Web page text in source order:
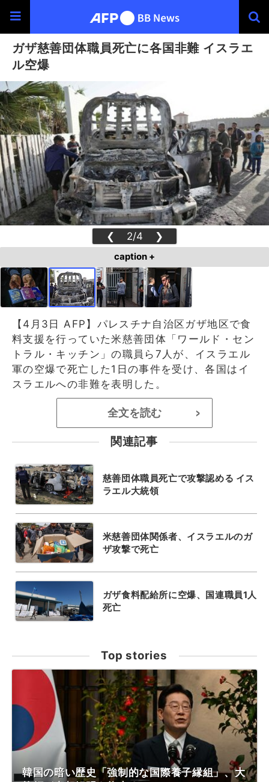
ガザ慈善団体職員死亡に各国非難 イスラエ
ル空爆
❮ 2/4 ❯
caption +
【4月3日 AFP】パレスチナ自治区ガザ地区で食
料支援を行っていた米慈善団体「ワールド・セン
トラル・キッチン」の職員ら7人が、イスラエル
軍の空爆で死亡した1日の事件を受け、各国はイ
スラエルへの非難を表明した。
全文を読む >
関連記事
慈善団体職員死亡で攻撃認める イス
ラエル大統領
米慈善団体関係者、イスラエルのガ
ザ攻撃で死亡
ガザ食料配給所に空爆、国連職員1人
死亡
Top stories
韓国の暗い歴史「強制的な国際養子縁組」、大